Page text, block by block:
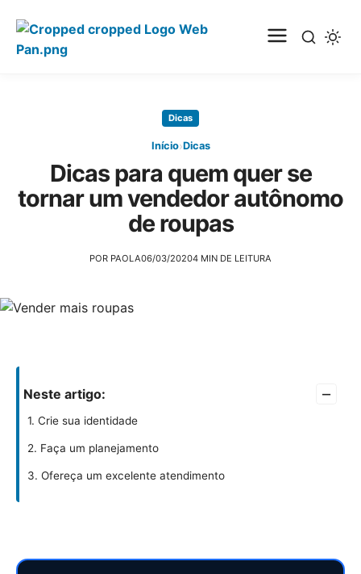
principal
Dicas
Início›Dicas
Dicas para quem quer se
tornar um vendedor autônomo
de roupas
POR PAOLA06/03/20204 MIN DE LEITURA
Neste artigo: –
1. Crie sua identidade
2. Faça um planejamento
3. Ofereça um excelente atendimento